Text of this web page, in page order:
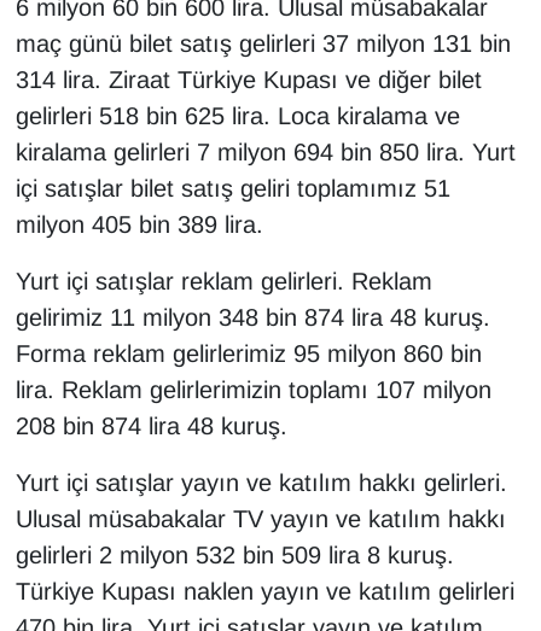
6 milyon 60 bin 600 lira. Ulusal müsabakalar
maç günü bilet satış gelirleri 37 milyon 131 bin
314 lira. Ziraat Türkiye Kupası ve diğer bilet
gelirleri 518 bin 625 lira. Loca kiralama ve
kiralama gelirleri 7 milyon 694 bin 850 lira. Yurt
içi satışlar bilet satış geliri toplamımız 51
milyon 405 bin 389 lira.
Yurt içi satışlar reklam gelirleri. Reklam
gelirimiz 11 milyon 348 bin 874 lira 48 kuruş.
Forma reklam gelirlerimiz 95 milyon 860 bin
lira. Reklam gelirlerimizin toplamı 107 milyon
208 bin 874 lira 48 kuruş.
Yurt içi satışlar yayın ve katılım hakkı gelirleri.
Ulusal müsabakalar TV yayın ve katılım hakkı
gelirleri 2 milyon 532 bin 509 lira 8 kuruş.
Türkiye Kupası naklen yayın ve katılım gelirleri